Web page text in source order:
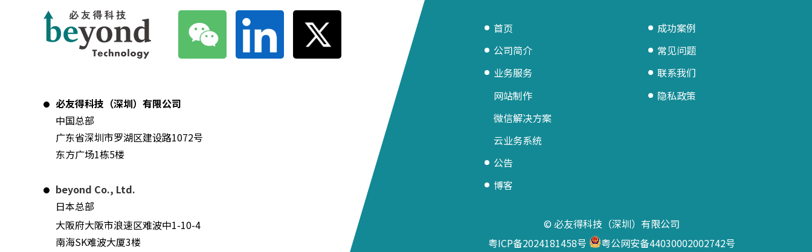
必友得科技（深圳）有限公司
中国总部
广东省深圳市罗湖区建设路1072号
东方广场1栋5楼
beyond Co., Ltd.
日本总部
大阪府大阪市浪速区难波中1-10-4
南海SK难波大厦3楼
首页
公司简介
业务服务
网站制作
微信解决方案
云业务系统
公告
博客
成功案例
常见问题
联系我们
隐私政策
© 必友得科技（深圳）有限公司
粤ICP备2024181458号
粤公网安备44030002002742号